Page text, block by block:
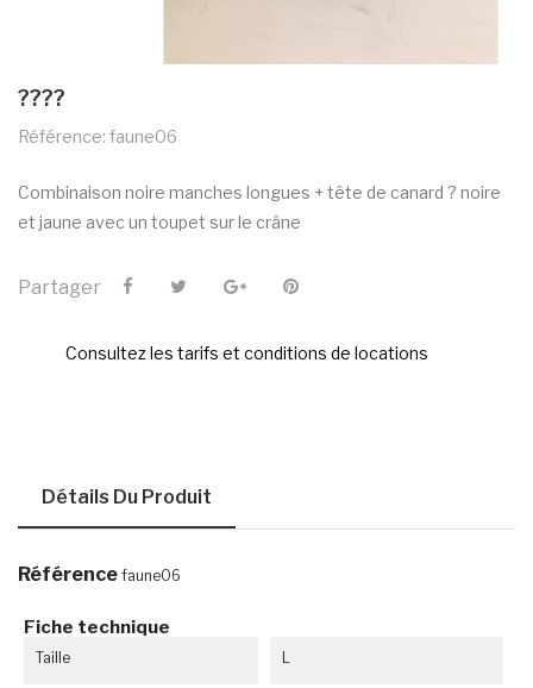
????
Référence: faune06
Combinaison noire manches longues + tête de canard ? noire
et jaune avec un toupet sur le crâne
Partager
Consultez les tarifs et conditions de locations
Détails Du Produit
Référence faune06
Fiche technique
Taille